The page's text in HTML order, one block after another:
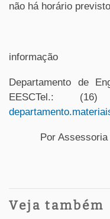
não há horário
informação
Departamento de
EESCTel.: (16)
Por
Veja também